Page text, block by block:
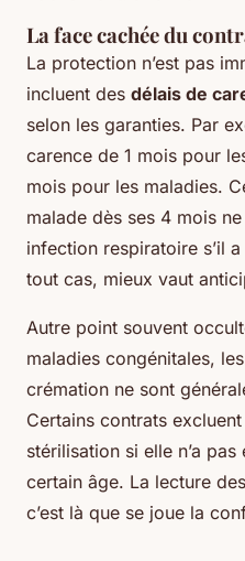
La face cachée du
La protection n’est pas
incluent des délais de
selon les garanties. Par
carence de 1 mois pour
mois pour les maladies.
malade dès ses 4 mois
infection respiratoire s’il
tout cas, mieux vaut
Autre point souvent
maladies congénitales,
crémation ne sont
Certains contrats
stérilisation si elle n’a
certain âge. La lecture
c’est là que se joue la